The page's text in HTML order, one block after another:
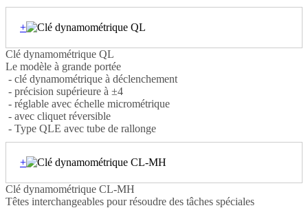
+
Clé dynamométrique QL
Le modèle à grande portée
- clé dynamométrique à déclenchement
- précision supérieure à ±4
- réglable avec échelle micrométrique
- avec cliquet réversible
- Type QLE avec tube de rallonge
+
Clé dynamométrique CL-MH
Têtes interchangeables pour résoudre des tâches spéciales